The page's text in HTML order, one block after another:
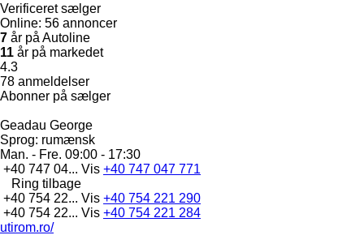
Verificeret sælger
Online: 56 annoncer
7 år på Autoline
11 år på markedet
4.3
78 anmeldelser
Abonner på sælger
Geadau George
Sprog: rumænsk
Man. - Fre. 09:00 - 17:30
+40 747 04... Vis +40 747 047 771
Ring tilbage
+40 754 22... Vis +40 754 221 290
+40 754 22... Vis +40 754 221 284
utirom.ro/